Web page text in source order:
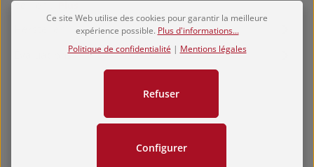
bokken…Plus
Évaluations
Ce site Web utilise des cookies pour garantir la meilleure
expérience possible. Plus d'informations...
Politique de confidentialité | Mentions légales
Refuser
Configurer